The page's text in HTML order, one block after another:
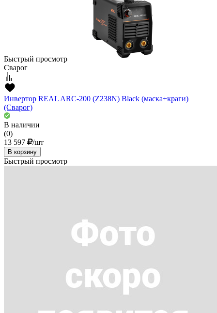
Быстрый просмотр
Сварог
Инвертор REAL ARC-200 (Z238N) Black (маска+краги)
(Сварог)
В наличии
(0)
13 597
/шт
В корзину
Быстрый просмотр